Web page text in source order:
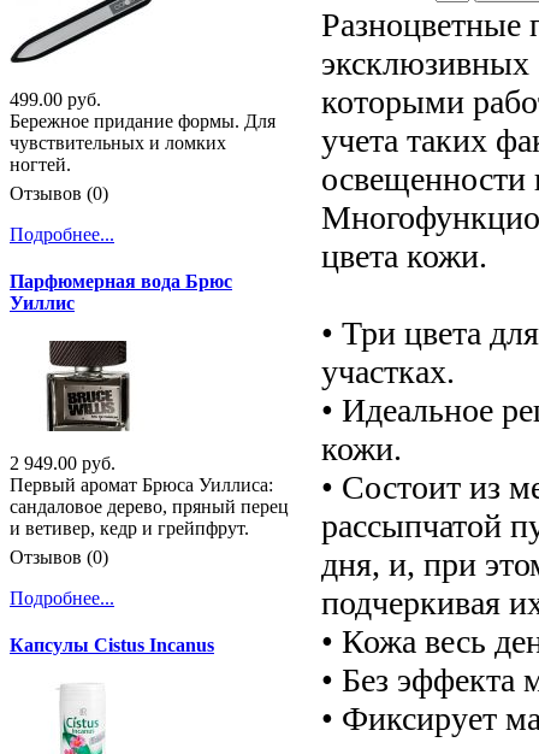
Разноцветные
эксклюзивных
которыми
учета таких
освещенности
цвета кожи.
• Три цвета
участках.
• Идеальное
кожи.
• Состоит из
рассыпчатой
дня, и, при
подчеркивая
• Кожа весь
• Без эффекта
• Фиксирует
499.00 руб.
Бережное придание формы. Для
чувствительных и ломких
ногтей.
Отзывов (0)
Подробнее...
Парфюмерная вода Брюс
Уиллис
2 949.00 руб.
Первый аромат Брюса Уиллиса:
сандаловое дерево, пряный перец
и ветивер, кедр и грейпфрут.
Отзывов (0)
Подробнее...
Капсулы Cistus Incanus